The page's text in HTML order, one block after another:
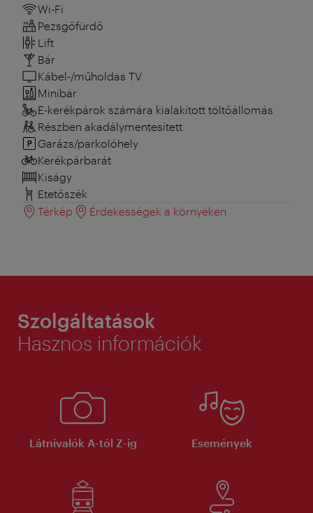
Wi-Fi
Pezsgőfürdő
Lift
Bár
Kábel-/műholdas TV
Minibár
E-kerékpárok számára kialakított töltőállomás
Részben akadálymentesített
Garázs/parkolóhely
Kerékpárbarát
Kiságy
Etetőszék
Térkép
Érdekességek a környéken
Szolgáltatások
Hasznos információk
Látnivalók A-tól Z-ig Események